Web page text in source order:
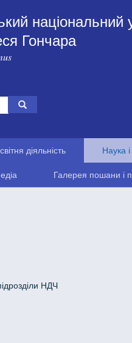
національний
Гончара
діяльність Наука
Галерея пошани і
НДЧ